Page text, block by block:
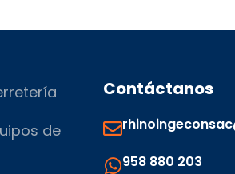
de
Contáctanos
958 880 203